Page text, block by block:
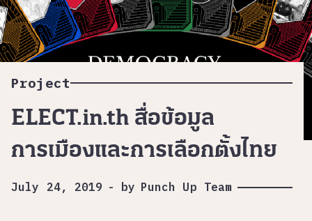
Project
ELECT.in.th สื่อข้อมูล
การเมืองและการเลือกตั้งไทย
July 24, 2019 - by Punch Up Team